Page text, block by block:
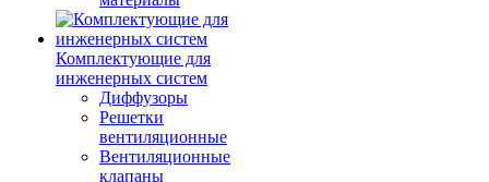
Комплектующие для
инженерных систем
Диффузоры
Решетки
вентиляционные
Вентиляционные
клапаны